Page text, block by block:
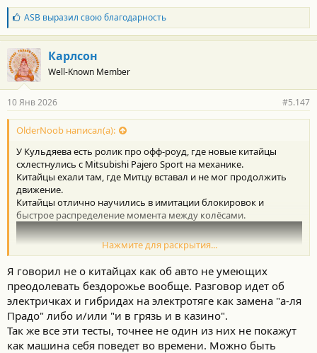
Б
л
а
г
о
д
а
н
о
с
и
:
ASBвыразил свою благодарность
Карлсон
Well-Known Member
10 Янв 2026 #5.147
OlderNoob написал(а):
У Кульдяева есть ролик про офф-роуд, где новые китайцы
схлестнулись с Mitsubishi Pajero Sport на механике.
Китайцы ехали там, где Митцу вставал и не мог продолжить
движение.
Китайцы отлично научились в имитации блокировок и
быстрое распределение момента между колёсами.
Нажмите для раскрытия...
Я говорил не о китайцах как об авто не умеющих
преодолевать бездорожье вообще. Разговор идет об
электричках и гибридах на электротяге как замена "а-ля
Прадо" либо и/или "и в грязь и в казино".
Так же все эти тесты, точнее не один из них не покажут
как машина себя поведет во времени. Можно быть